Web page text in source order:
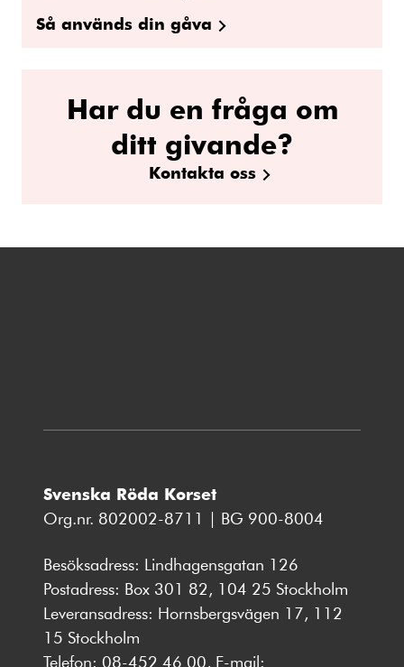
Så används din gåva
Har du en fråga om
ditt givande?
Kontakta oss
Svenska Röda Korset
Org.nr. 802002-8711 | BG 900-8004
Besöksadress: Lindhagensgatan 126
Postadress: Box 301 82, 104 25 Stockholm
Leveransadress: Hornsbergsvägen 17, 112
15 Stockholm
Telefon: 08-452 46 00, E-mail: